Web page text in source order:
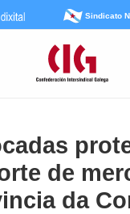
Sindicato
de
da